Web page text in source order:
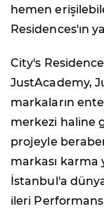
hemen
Residences'ın
City's
JustAcademy,
markaların
merkezi haline
projeyle
markası karma
İstanbul'a
ileri